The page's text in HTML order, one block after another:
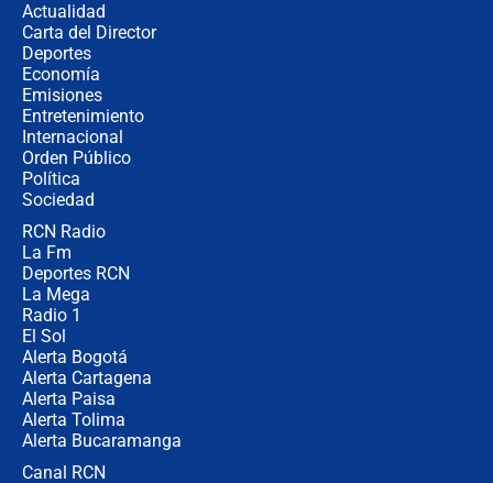
Actualidad
Carta del Director
Deportes
Economía
Emisiones
Entretenimiento
Internacional
Orden Público
Política
Sociedad
RCN Radio
La Fm
Deportes RCN
La Mega
Radio 1
El Sol
Alerta Bogotá
Alerta Cartagena
Alerta Paisa
Alerta Tolima
Alerta Bucaramanga
Canal RCN